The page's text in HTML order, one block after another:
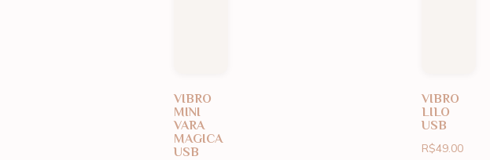
VIBRO
MINI
VARA
MAGICA
USB
VIBRO
LILO
USB
R$49.00